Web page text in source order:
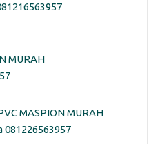
MURAH
MASPION MURAH
081226563957